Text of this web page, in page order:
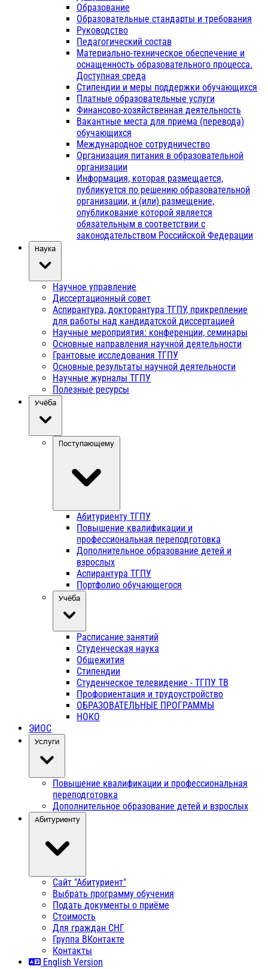
Образование
Образовательные стандарты и требования
Руководство
Педагогический состав
Материально-техническое обеспечение и
оснащенность образовательного процесса.
Доступная среда
Стипендии и меры поддержки обучающихся
Платные образовательные услуги
Финансово-хозяйственная деятельность
Вакантные места для приема (перевода)
обучающихся
Международное сотрудничество
Организация питания в образовательной
организации
Информация, которая размещается,
публикуется по решению образовательной
организации, и (или) размещение,
опубликование которой является
обязательным в соответствии с
законодательством Российской Федерации
Наука
Научное управление
Диссертационный совет
Аспирантура, докторантура ТГПУ, прикрепление
для работы над кандидатской диссертацией
Научные мероприятия: конференции, семинары
Основные направления научной деятельности
Грантовые исследования ТГПУ
Основные результаты научной деятельности
Научные журналы ТГПУ
Полезные ресурсы
Учёба
Поступающему
Абитуриенту ТГПУ
Повышение квалификации и
профессиональная переподготовка
Дополнительное образование детей и
взрослых
Аспирантура ТГПУ
Портфолио обучающегося
Учёба
Расписание занятий
Студенческая наука
Общежития
Стипендии
Студенческое телевидение - ТГПУ ТВ
Профориентация и трудоустройство
ОБРАЗОВАТЕЛЬНЫЕ ПРОГРАММЫ
НОКО
ЭИОС
Услуги
Повышение квалификации и профессиональная
переподготовка
Дополнительное образование детей и взрослых
Абитуриенту
Сайт "Абитуриент"
Выбрать программу обучения
Подать документы о приёме
Стоимость
Для граждан СНГ
Группа ВКонтакте
Контакты
English Version